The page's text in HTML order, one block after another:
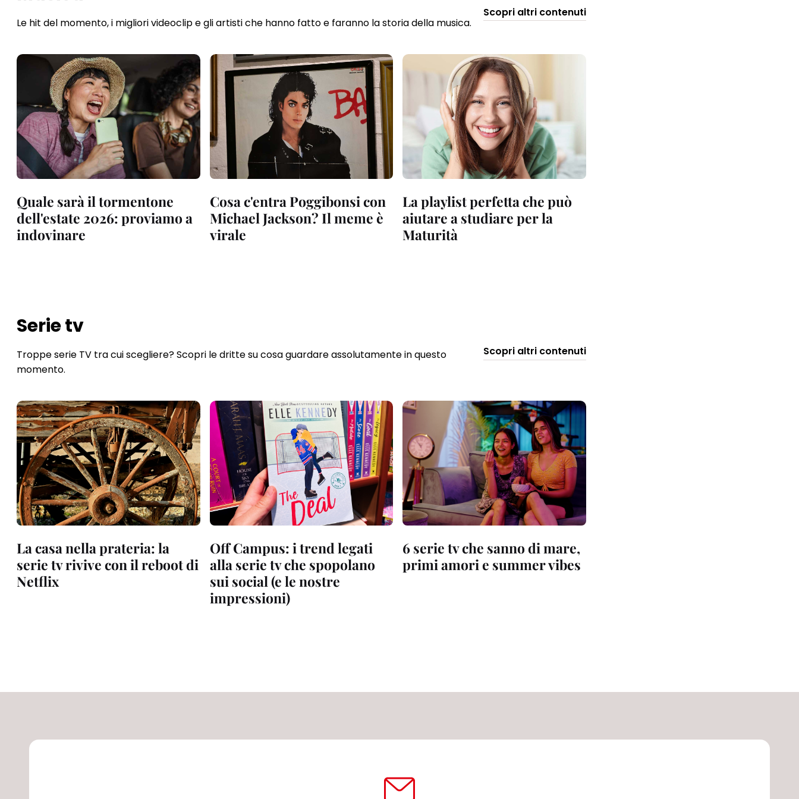
Le hit del momento, i migliori videoclip e gli artisti che hanno fatto e faranno la storia della musica.
Scopri altri contenuti
Quale sarà il tormentone
dell'estate 2026: proviamo a
indovinare
Cosa c'entra Poggibonsi con
Michael Jackson? Il meme è
virale
La playlist perfetta che può
aiutare a studiare per la
Maturità
Serie tv
Troppe serie TV tra cui scegliere? Scopri le dritte su cosa guardare assolutamente in questo
momento.
Scopri altri contenuti
La casa nella prateria: la
serie tv rivive con il reboot di
Netflix
Off Campus: i trend legati
alla serie tv che spopolano
sui social (e le nostre
impressioni)
6 serie tv che sanno di mare,
primi amori e summer vibes